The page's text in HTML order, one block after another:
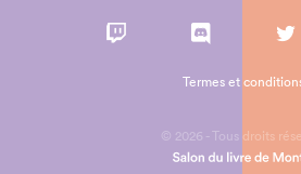
© 2026 - Tous droits
Termes et